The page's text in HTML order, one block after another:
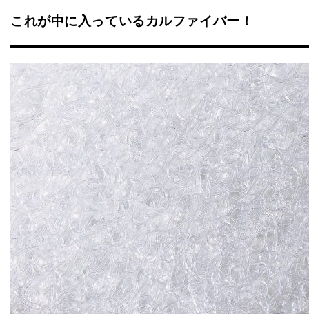
これが中に入っているカルファイバー！